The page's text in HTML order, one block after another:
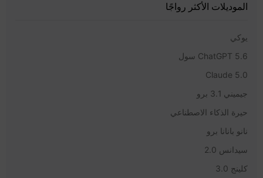
الموديلات الأكثر رواجًا
يوكي
ChatGPT 5.6 سول
Claude 5.0
جيميني 3.1 برو
حيرة الذكاء الاصطناعي
نانو بانانا برو
سيدانس 2.0
كلينج 3.0